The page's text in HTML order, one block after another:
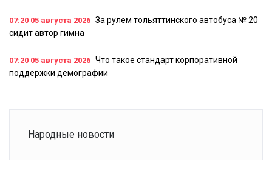
07:20 05 августа 2026 За рулем тольяттинского автобуса № 20
сидит автор гимна
07:20 05 августа 2026 Что такое стандарт корпоративной
поддержки демографии
Народные новости